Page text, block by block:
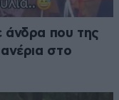
άνδρα που της
στο